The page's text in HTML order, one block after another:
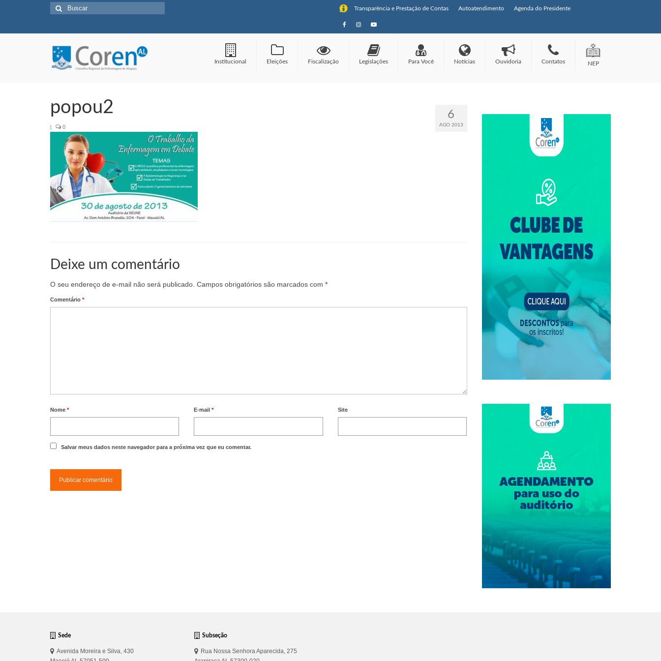
Transparência e Prestação de Contas Autoatendimento Agenda do Presidente
Buscar
por:
Institucional Eleições Fiscalização Legislações Para Você Notícias Ouvidoria Contatos NEP
6
AGO 2013
popou2
| 0
Deixe um comentário
O seu endereço de e-mail não será publicado. Campos obrigatórios são marcados com *
Comentário *
Nome * E-mail* Site
Salvar meus dados neste navegador para a próxima vez que eu comentar.
Sede
Avenida Moreira e Silva, 430
Subseção
Rua Nossa Senhora Aparecida, 275